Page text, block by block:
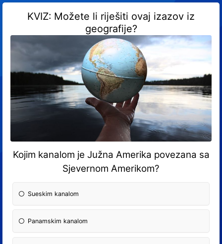
KVIZ: Možete li riješiti ovaj izazov iz
geografije?
Kojim kanalom je Južna Amerika povezana sa
Sjevernom Amerikom?
Sueskim kanalom
Panamskim kanalom